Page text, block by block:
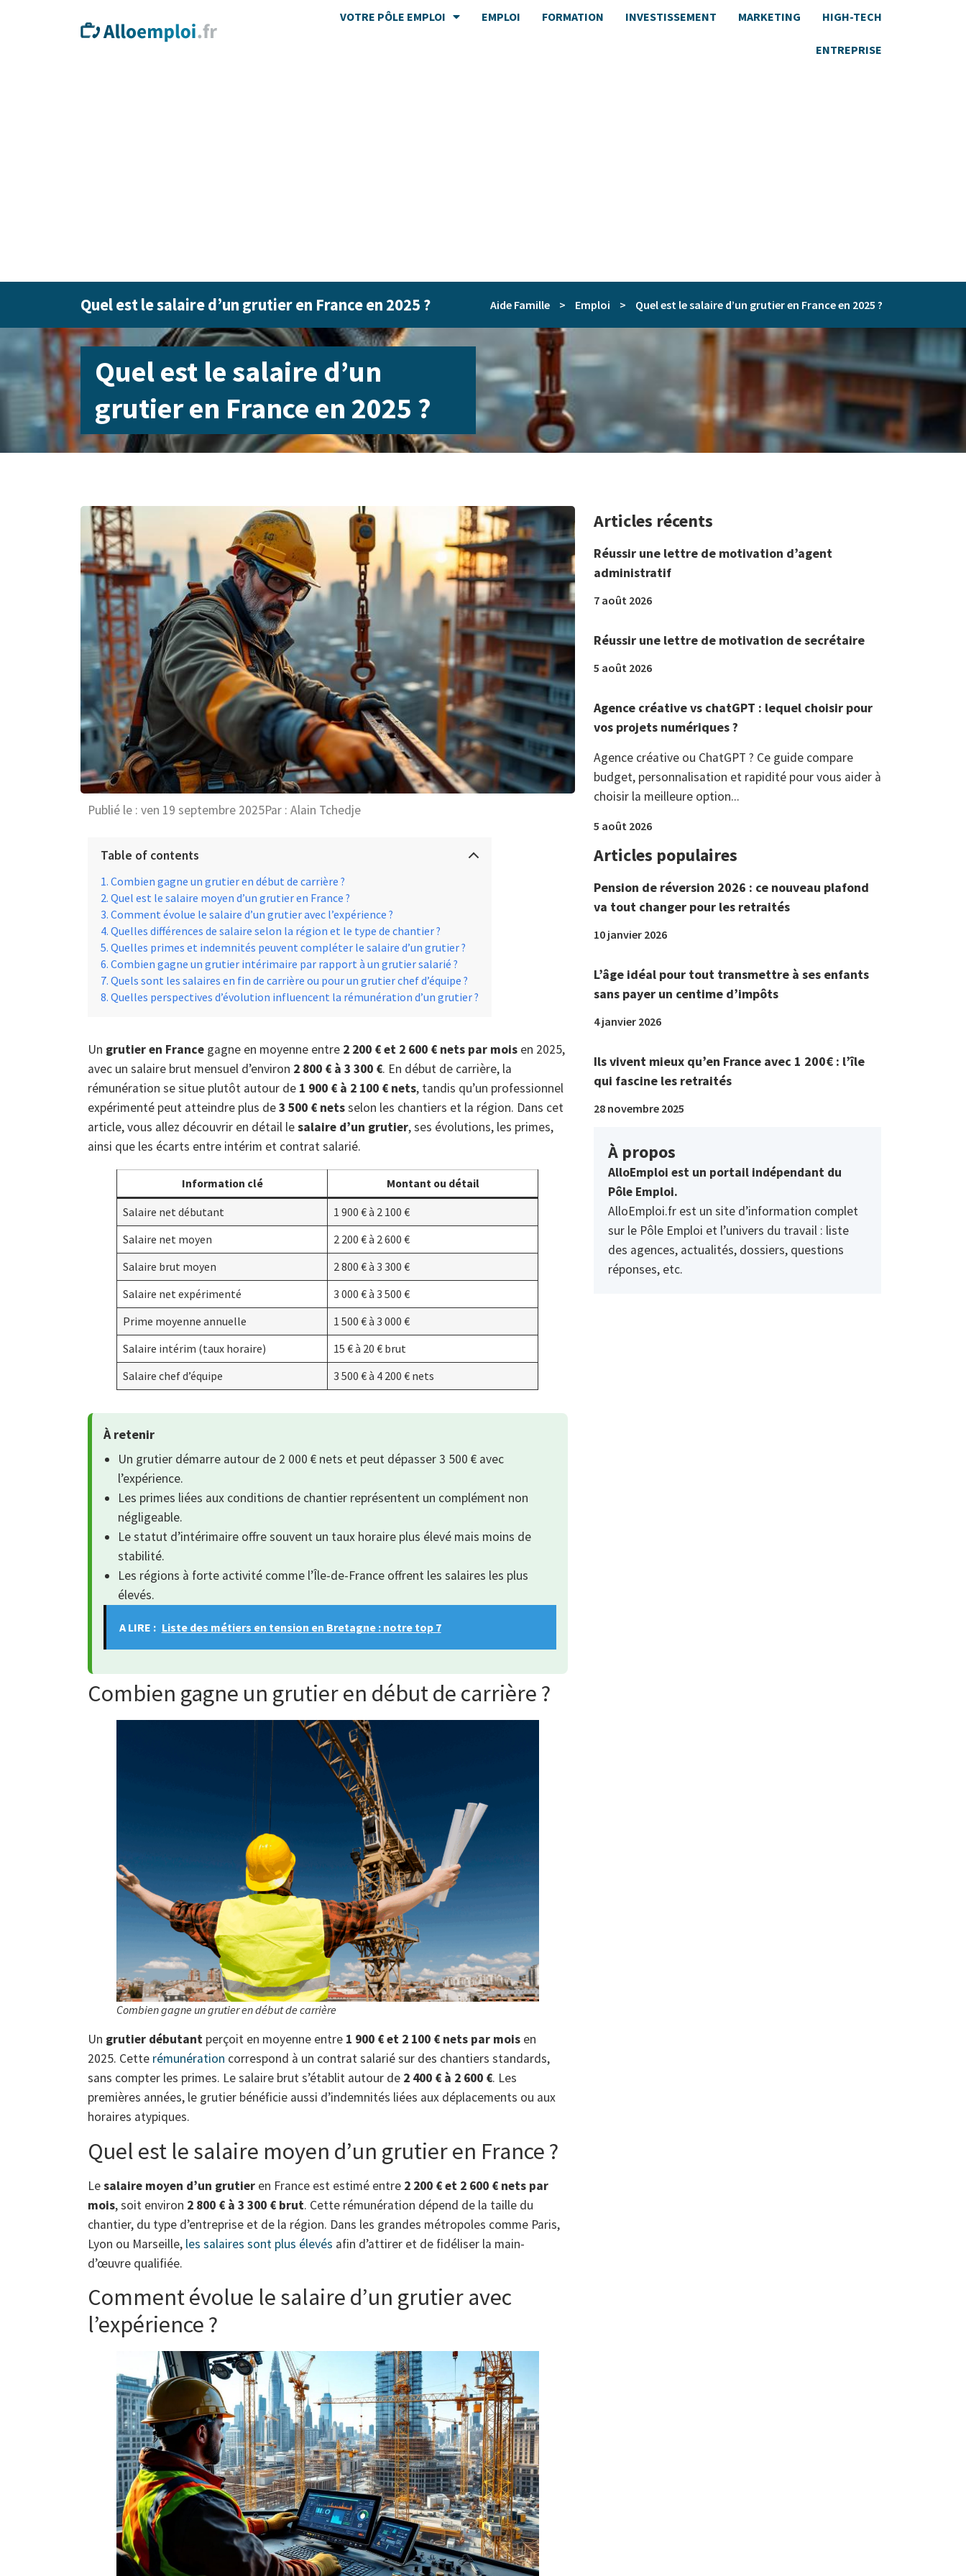
VOTRE PÔLE EMPLOI EMPLOI FORMATION INVESTISSEMENT MARKETING HIGH-TECH
ENTREPRISE
Quel est le salaire d’un grutier en France en 2025 ? Aide Famille > Emploi > Quel est le salaire d’un grutier en France en 2025 ?
Quel est le salaire d’un
grutier en France en 2025 ?
Publié le : ven 19 septembre 2025Par : Alain Tchedje
Table of contents
Combien gagne un grutier en début de carrière ?
Quel est le salaire moyen d’un grutier en France ?
Comment évolue le salaire d’un grutier avec l’expérience ?
Quelles différences de salaire selon la région et le type de chantier ?
Quelles primes et indemnités peuvent compléter le salaire d’un grutier ?
Combien gagne un grutier intérimaire par rapport à un grutier salarié ?
Quels sont les salaires en fin de carrière ou pour un grutier chef d’équipe ?
Quelles perspectives d’évolution influencent la rémunération d’un grutier ?
Un grutier en France gagne en moyenne entre 2 200 € et 2 600 € nets par mois en 2025,
avec un salaire brut mensuel d’environ 2 800 € à 3 300 €. En début de carrière, la
rémunération se situe plutôt autour de 1 900 € à 2 100 € nets, tandis qu’un professionnel
expérimenté peut atteindre plus de3 500 € netsselon les chantiers et la région. Dans cet
article, vous allez découvrir en détail lesalaire d’un grutier, ses évolutions, les primes,
ainsi que les écarts entre intérim et contrat salarié.
Information clé
Montant ou détail
Salaire net débutant
1 900 € à 2 100 €
Salaire net moyen
2 200 € à 2 600 €
Salaire brut moyen
2 800 € à 3 300 €
Salaire net expérimenté
3 000 € à 3 500 €
Prime moyenne annuelle
1 500 € à 3 000 €
Salaire intérim (taux horaire)
15 € à 20 € brut
Salaire chef d’équipe
3 500 € à 4 200 € nets
À retenir
Un grutier démarre autour de 2 000 € nets et peut dépasser 3 500 € avec
l’expérience.
Les primes liées aux conditions de chantier représentent un complément non
négligeable.
Le statut d’intérimaire offre souvent un taux horaire plus élevé mais moins de
stabilité.
Les régions à forte activité comme l’Île-de-France offrent les salaires les plus
élevés.
A LIRE : Liste des métiers en tension en Bretagne : notre top 7
Combien gagne un grutier en début de carrière ?
Combien gagne un grutier en début de carrière
Un grutier débutant perçoit en moyenne entre 1 900 € et 2 100 € nets par mois en
2025. Cette rémunération correspond à un contrat salarié sur des chantiers standards,
sans compter les primes. Le salaire brut s’établit autour de 2 400 € à 2 600 €. Les
premières années, le grutier bénéficie aussi d’indemnités liées aux déplacements ou aux
horaires atypiques.
Quel est le salaire moyen d’un grutier en France ?
Lesalaire moyen d’un grutier en France est estimé entre 2 200 € et 2 600 € nets par
mois, soit environ 2 800 € à 3 300 € brut. Cette rémunération dépend de la taille du
chantier, du type d’entreprise et de la région. Dans les grandes métropoles comme Paris,
Lyon ou Marseille, les salaires sont plus élevés afin d’attirer et de fidéliser la main-
d’œuvre qualifiée.
Comment évolue le salaire d’un grutier avec
l’expérience ?
Articles récents
Réussir une lettre de motivation d’agent
administratif
7 août 2026
Réussir une lettre de motivation de secrétaire
5 août 2026
Agence créative vs chatGPT : lequel choisir pour
vos projets numériques ?
Agence créative ou ChatGPT ? Ce guide compare
budget, personnalisation et rapidité pour vous aider à
choisir la meilleure option...
5 août 2026
Articles populaires
Pension de réversion 2026 : ce nouveau plafond
va tout changer pour les retraités
10 janvier 2026
L’âge idéal pour tout transmettre à ses enfants
sans payer un centime d’impôts
4 janvier 2026
Ils vivent mieux qu’en France avec 1 200€ : l’île
qui fascine les retraités
28 novembre 2025
À propos
AlloEmploi est un portail indépendant du
Pôle Emploi.
AlloEmploi.fr est un site d’information complet
sur le Pôle Emploi et l’univers du travail : liste
des agences, actualités, dossiers, questions
réponses, etc.